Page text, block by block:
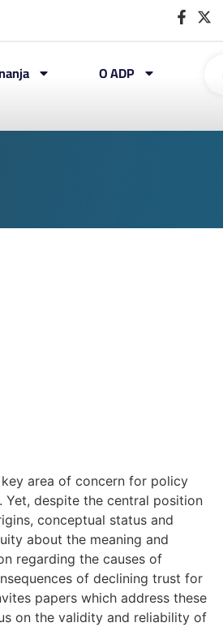
O ADP
area of concern for policy
Yet, despite the central position
conceptual status and
about the meaning and
regarding the causes of
of declining trust for
papers which address these
on the validity and reliability of